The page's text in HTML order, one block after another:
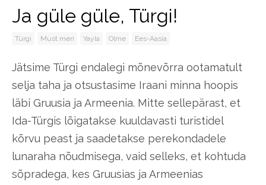
Ja güle güle, Türgi!
Türgi Must meri Yayla Olme Ees-Aasia
Jätsime Türgi endalegi mõnevõrra ootamatult
selja taha ja otsustasime Iraani minna hoopis
läbi Gruusia ja Armeenia. Mitte sellepärast, et
Ida-Türgis lõigatakse kuuldavasti turistidel
kõrvu peast ja saadetakse perekondadele
lunaraha nõudmisega, vaid selleks, et kohtuda
sõpradega, kes Gruusias ja Armeenias